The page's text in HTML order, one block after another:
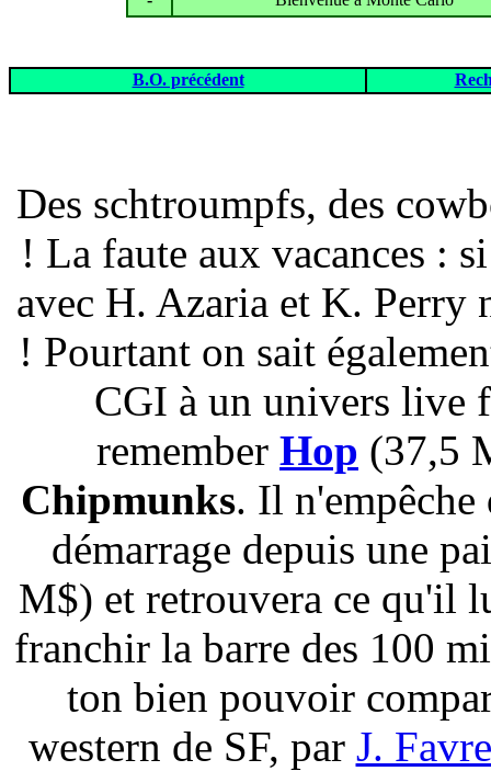
B.O. précédent
Des schtroumpfs, des
! La faute aux vacances :
avec H. Azaria et K. Perry
! Pourtant on sait
CGI à un univers live
remember Hop (37,5
Chipmunks. Il
démarrage depuis une
M$) et retrouvera ce qu'il
franchir la barre des 100
ton bien pouvoir
western de SF, par J.